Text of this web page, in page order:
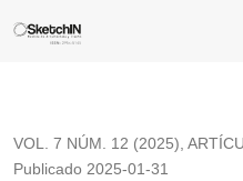
Bases teóricas para el
VOL. 7 NÚM. 12 (2025),
Publicado 2025-01-31